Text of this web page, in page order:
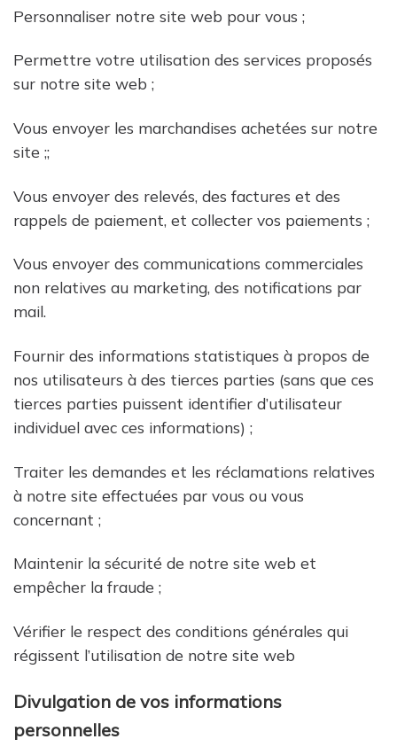
Personnaliser notre site web pour vous ;
Permettre votre utilisation des services proposés
sur notre site web ;
Vous envoyer les marchandises achetées sur notre
site ;;
Vous envoyer des relevés, des factures et des
rappels de paiement, et collecter vos paiements ;
Vous envoyer des communications commerciales
non relatives au marketing, des notifications par
mail.
Fournir des informations statistiques à propos de
nos utilisateurs à des tierces parties (sans que ces
tierces parties puissent identifier d’utilisateur
individuel avec ces informations) ;
Traiter les demandes et les réclamations relatives
à notre site effectuées par vous ou vous
concernant ;
Maintenir la sécurité de notre site web et
empêcher la fraude ;
Vérifier le respect des conditions générales qui
régissent l’utilisation de notre site web
Divulgation de vos informations
personnelles